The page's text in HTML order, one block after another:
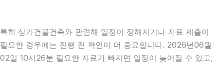
특히 상가건물건축와 관련해 일정이 정해지거나 자료 제출이
필요한 경우에는 진행 전 확인이 더 중요합니다. 2026년06월
02일 10시26분 필요한 자료가 빠지면 일정이 늦어질 수 있고,